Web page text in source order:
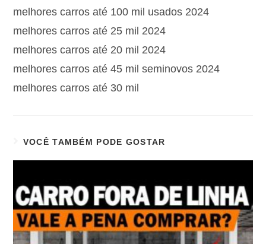
melhores carros até 100 mil usados 2024
melhores carros até 25 mil 2024
melhores carros até 20 mil 2024
melhores carros até 45 mil seminovos 2024
melhores carros até 30 mil
VOCÊ TAMBÉM PODE GOSTAR